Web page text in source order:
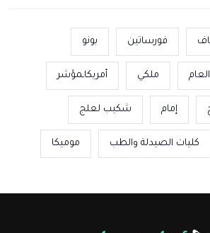
فورساتين بونو
العام ملكي أمريكاـمؤشر
إمام شكيب لعلج
كليات الصيدلة والطب موميكا